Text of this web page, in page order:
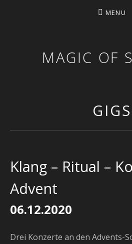
MAGIC OF
MENU
GIGS
Klang – Ritual –
Advent
06.12.2020
Drei Konzerte an den Advents-